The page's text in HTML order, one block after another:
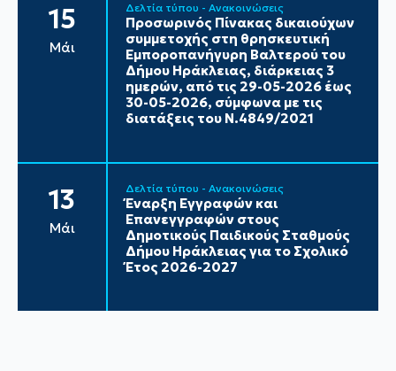
15
Μάι
Δελτία τύπου - Ανακοινώσεις
Προσωρινός Πίνακας δικαιούχων
συμμετοχής στη θρησκευτική
Εμποροπανήγυρη Βαλτερού του
Δήμου Ηράκλειας, διάρκειας 3
ημερών, από τις 29-05-2026 έως
30-05-2026, σύμφωνα με τις
διατάξεις του Ν.4849/2021
13
Μάι
Δελτία τύπου - Ανακοινώσεις
Έναρξη Εγγραφών και
Επανεγγραφών στους
Δημοτικούς Παιδικούς Σταθμούς
Δήμου Ηράκλειας για το Σχολικό
Έτος 2026-2027